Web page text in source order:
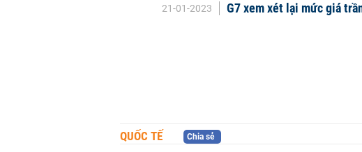
21-01-2023 G7 xem xét lại mức giá
QUỐC TẾ Chia sẻ